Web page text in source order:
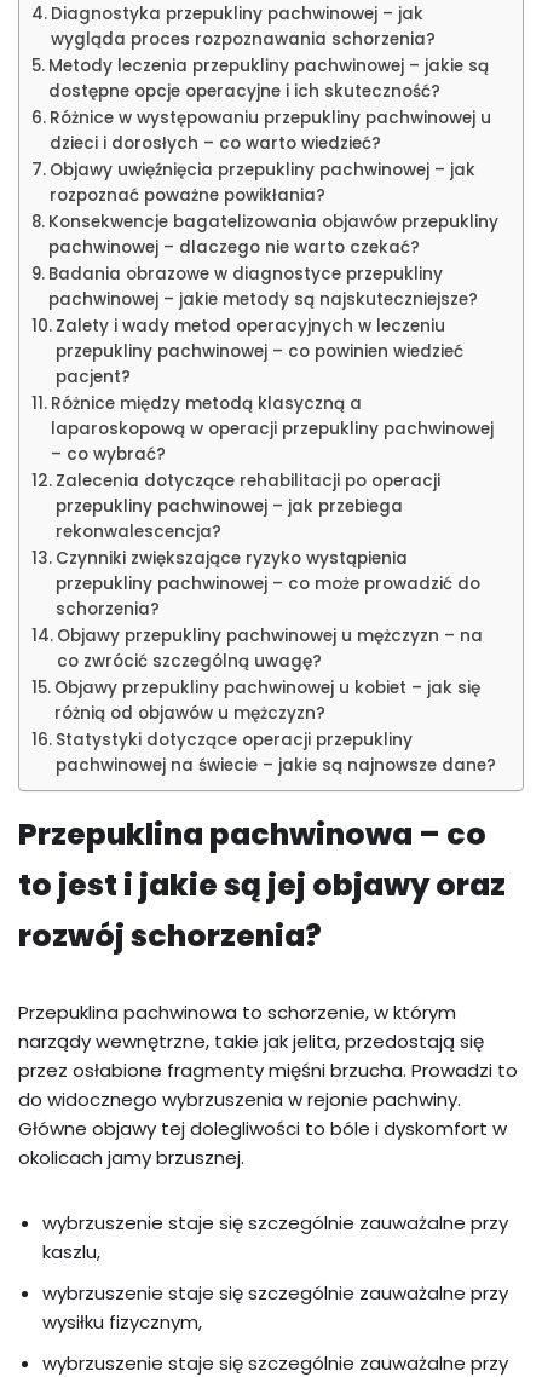
Diagnostyka przepukliny pachwinowej – jak
wygląda proces rozpoznawania schorzenia?
Metody leczenia przepukliny pachwinowej – jakie są
dostępne opcje operacyjne i ich skuteczność?
Różnice w występowaniu przepukliny pachwinowej u
dzieci i dorosłych – co warto wiedzieć?
Objawy uwięźnięcia przepukliny pachwinowej – jak
rozpoznać poważne powikłania?
Konsekwencje bagatelizowania objawów przepukliny
pachwinowej – dlaczego nie warto czekać?
Badania obrazowe w diagnostyce przepukliny
pachwinowej – jakie metody są najskuteczniejsze?
Zalety i wady metod operacyjnych w leczeniu
przepukliny pachwinowej – co powinien wiedzieć
pacjent?
Różnice między metodą klasyczną a
laparoskopową w operacji przepukliny pachwinowej
– co wybrać?
Zalecenia dotyczące rehabilitacji po operacji
przepukliny pachwinowej – jak przebiega
rekonwalescencja?
Czynniki zwiększające ryzyko wystąpienia
przepukliny pachwinowej – co może prowadzić do
schorzenia?
Objawy przepukliny pachwinowej u mężczyzn – na
co zwrócić szczególną uwagę?
Objawy przepukliny pachwinowej u kobiet – jak się
różnią od objawów u mężczyzn?
Statystyki dotyczące operacji przepukliny
pachwinowej na świecie – jakie są najnowsze dane?
Przepuklina pachwinowa – co
to jest i jakie są jej objawy oraz
rozwój schorzenia?
Przepuklina pachwinowa to schorzenie, w którym
narządy wewnętrzne, takie jak jelita, przedostają się
przez osłabione fragmenty mięśni brzucha. Prowadzi to
do widocznego wybrzuszenia w rejonie pachwiny.
Główne objawy tej dolegliwości to bóle i dyskomfort w
okolicach jamy brzusznej.
wybrzuszenie staje się szczególnie zauważalne przy
kaszlu,
wybrzuszenie staje się szczególnie zauważalne przy
wysiłku fizycznym,
wybrzuszenie staje się szczególnie zauważalne przy